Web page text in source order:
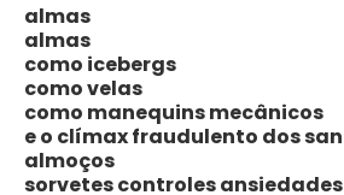
almas
almas
como icebergs
como velas
como manequins mecânicos
e o clímax fraudulento dos
almoços
sorvetes controles ansiedades